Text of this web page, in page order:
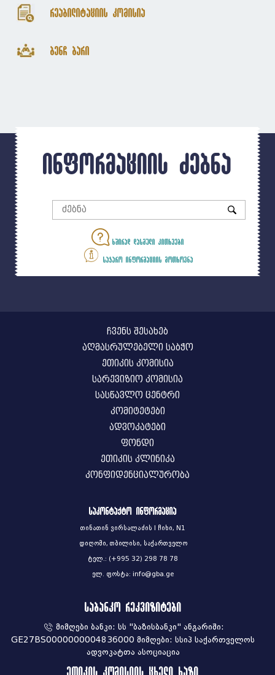
რეაბილიტაციის კომისია
ბენჩ ბარი
ინფორმაციის ძებნა
ხშირად დასმული კითხვები
საჯარო ინფორმაციის მოთხოვნა
ჩვენს შესახებ
აღმასრულებელი საბჭო
ეთიკის კომისია
სარევიზიო კომისია
სასწავლო ცენტრი
კომიტეტები
ადვოკატები
ფონდი
ეთიკის კლინიკა
კონფიდენციალურობა
საკონტაქტო ინფორმაცია
თინათინ ვირსალაძის I ჩიხი, N1
დიღომი, თბილისი, საქართველო
ტელ.: (+995 32) 298 78 78
ელ. ფოსტა: info@gba.ge
საბანკო რეკვიზიტები
მიმღები ბანკი: სს "ბაზისბანკი" ანგარიში:
GE27BS0000000004836000 მიმღები: სსიპ საქართველოს
ადვოკატთა ასოციაცია
ეთიკის კომისიის ცხელი ხაზი